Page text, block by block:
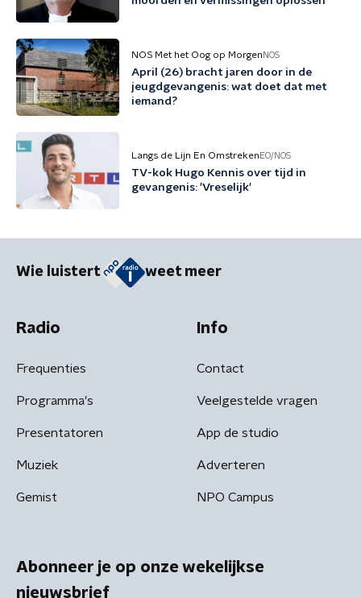
NOS Met het Oog op Morgen NOS
April (26) bracht jaren door in de
jeugdgevangenis: wat doet dat met
iemand?
Langs de Lijn En Omstreken EO/NOS
TV-kok Hugo Kennis over tijd in
gevangenis: 'Vreselijk'
Wie luistert weet meer
Radio
Frequenties
Programma's
Presentatoren
Muziek
Gemist
Info
Contact
Veelgestelde vragen
App de studio
Adverteren
NPO Campus
Abonneer je op onze wekelijkse
nieuwsbrief